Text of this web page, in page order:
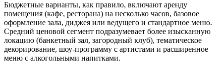
Бюджетные варианты, как правило, включают аренду
помещения (кафе, ресторана) на несколько часов, базовое
оформление зала, диджея или ведущего и стандартное меню.
Средний ценовой сегмент подразумевает более изысканную
локацию (банкетный зал, загородный клуб), тематическое
декорирование, шоу-программу с артистами и расширенное
меню с алкогольными напитками.